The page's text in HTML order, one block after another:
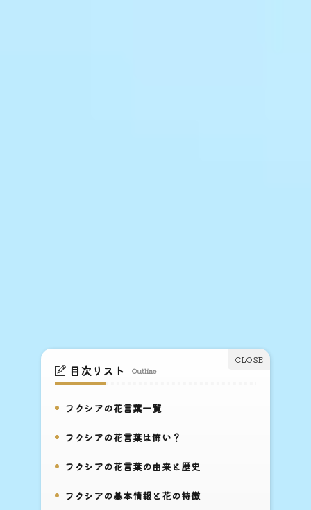
目次リスト Outline
フクシアの花言葉一覧
2.フクシアの花言葉は怖い？
3.フクシアの花言葉の由来と歴史
4.フクシアの基本情報と花の特徴